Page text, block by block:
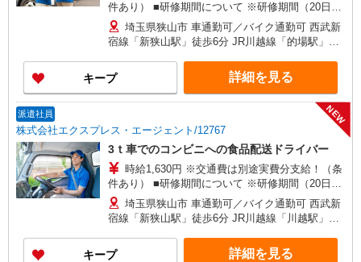
件あり） ■研修期間について ※研修期間（20日
程）は、時給1,530円（日収10,700円〜）となりま
す。
埼玉県狭山市 車通勤可／バイク通勤可 西武新
宿線「新狭山駅」徒歩6分 JR川越線「的場駅」車
キープ 詳細を見る
派遣社員
株式会社エクスプレス・エージェント/12767
NEW
3ｔ車でのコンビニへの食品配送ドライバー
時給1,630円 ※交通費は別途実費分支給！（条
件あり） ■研修期間について ※研修期間（20日
程）は、時給1,530円（日収18,900円〜）となりま
す。
埼玉県狭山市 車通勤可／バイク通勤可 西武新
宿線「新狭山駅」徒歩6分 JR川越線「川越駅」車
キープ 詳細を見る